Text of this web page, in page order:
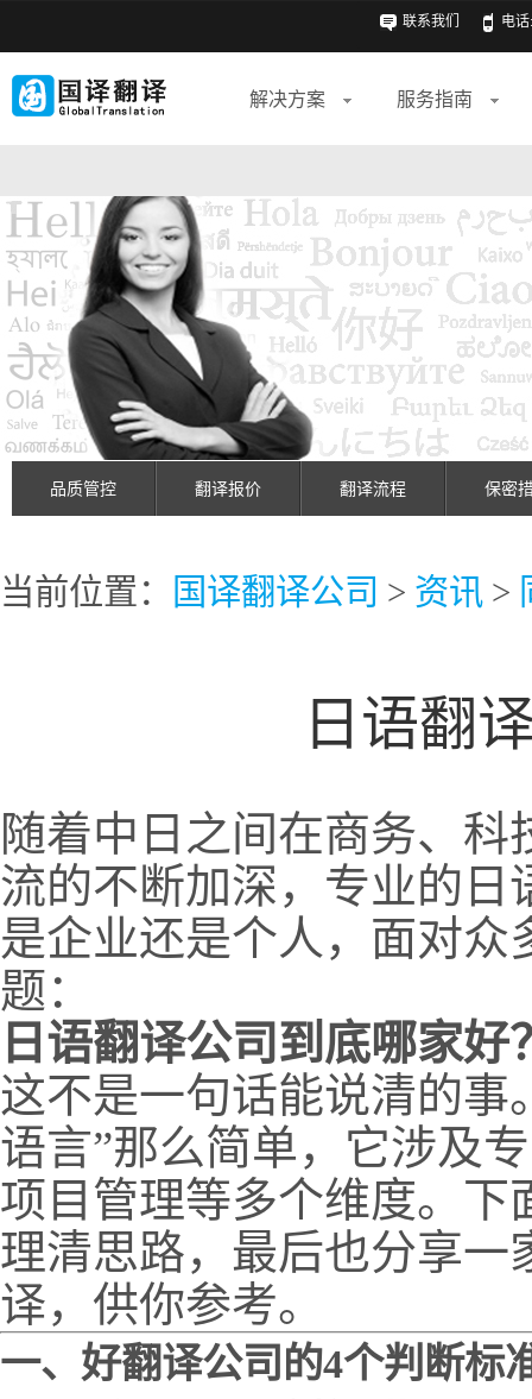
联系我们 电话
解决方案 服务指南
品质管控 翻译报价 翻译流程 保密
当前位置： 国译翻译公司 > 资讯 >
日语翻
随着中日之间在商务、
流的不断加深，专业的日
是企业还是个人，面对
题：
日语翻译公司到底哪家好
这不是一句话能说清的事
语言”那么简单，它涉及
项目管理等多个维度。下
理清思路，最后也分享
译，供你参考。
一、好翻译公司的4个判断标